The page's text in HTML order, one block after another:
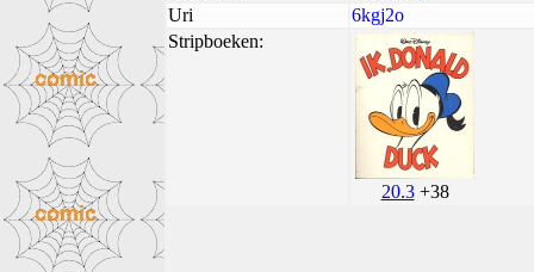
Uri
6kgj2o
Stripboeken:
20.3+38